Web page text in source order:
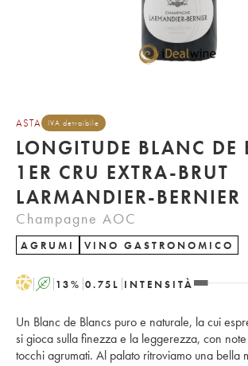
ASTA IVA detraibile
LONGITUDE BLANC DE
1ER CRU EXTRA-BRUT
LARMANDIER-BERNIER
Champagne AOC
AGRUMI VINO GASTRONOMICO
H A 13% 0.75 L INTENSITÀ
Un Blanc de Blancs puro e naturale, la cui
si gioca sulla finezza e la leggerezza, con
tocchi agrumati. Al palato ritroviamo una bella